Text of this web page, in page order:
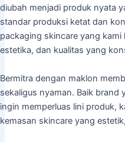
diubah menjadi produk nyata
standar produksi ketat dan
packaging skincare yang
estetika, dan kualitas yang
Bermitra dengan maklon
sekaligus nyaman. Baik brand
ingin memperluas lini produk,
kemasan skincare yang